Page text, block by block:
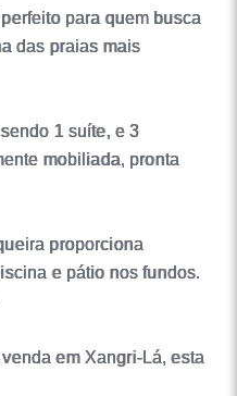
para quem busca
das praias mais
1 suíte, e 3
mobiliada, pronta
proporciona
e pátio nos fundos.
em Xangri-Lá, esta